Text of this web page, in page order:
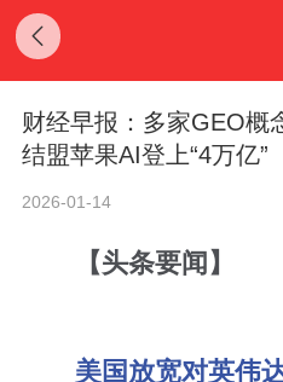
财经早报：多家GEO概
结盟苹果AI登上“4万亿”
2026-01-14
【头条要闻】
美国放宽对英伟